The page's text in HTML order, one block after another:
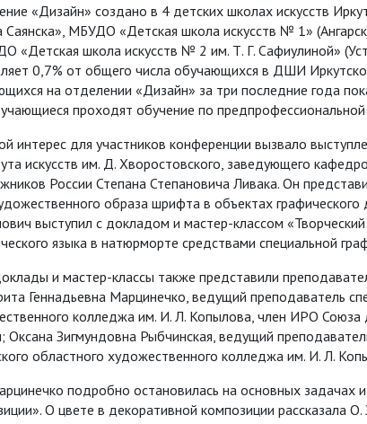
«Дизайн» создано в 4 детских школах искусств
Саянска», МБУДО «Детская школа искусств № 1»
«Детская школа искусств № 2 им. Т. Г. Сафиулиной»
0,7% от общего числа обучающихся в ДШИ
на отделении «Дизайн» за три последние года
проходят обучение по
интерес для участников конференции вызвало
искусств им. Д. Хворостовского, заведующего
России Степана Степановича Ливака. Он
образа шрифта в объектах
выступил с докладом и мастер-классом
языка в натюрморте средствами специальной
и мастер-классы также представили
Геннадьевна Марцинечко, ведущий преподаватель
колледжа им. И. Л. Копылова, член ИРО
Оксана Зигмундовна Рыбчинская, ведущий
областного художественного колледжа им. И. Л.
подробно остановилась на основных задачах
О цвете в декоративной композиции рассказала О.